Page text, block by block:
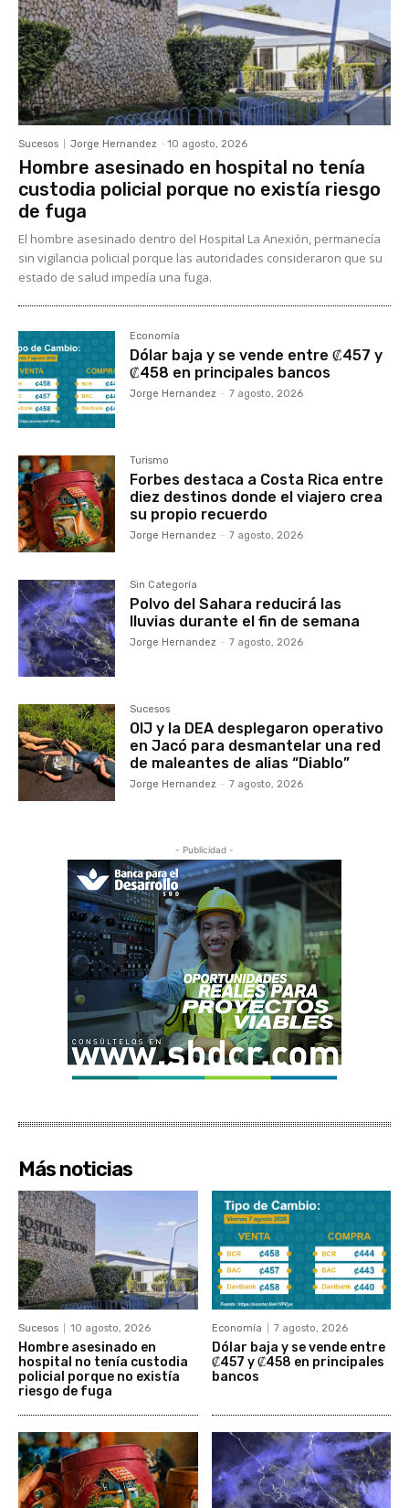
Sucesos Jorge Hernandez - 10 agosto, 2026
Hombre asesinado en hospital no tenía
custodia policial porque no existía riesgo
de fuga
El hombre asesinado dentro del Hospital La Anexión, permanecía
sin vigilancia policial porque las autoridades consideraron que su
estado de salud impedía una fuga.
Economía
Dólar baja y se vende entre ₡457 y
₡458 en principales bancos
Jorge Hernandez - 7 agosto, 2026
Turismo
Forbes destaca a Costa Rica entre
diez destinos donde el viajero crea
su propio recuerdo
Jorge Hernandez - 7 agosto, 2026
Sin Categoría
Polvo del Sahara reducirá las
lluvias durante el fin de semana
Jorge Hernandez - 7 agosto, 2026
Sucesos
OIJ y la DEA desplegaron operativo
en Jacó para desmantelar una red
de maleantes de alias “Diablo”
Jorge Hernandez - 7 agosto, 2026
- Publicidad -
Más noticias
Sucesos 10 agosto, 2026
Hombre asesinado en
hospital no tenía custodia
policial porque no existía
riesgo de fuga
Economía 7 agosto, 2026
Dólar baja y se vende entre
₡457 y ₡458 en principales
bancos